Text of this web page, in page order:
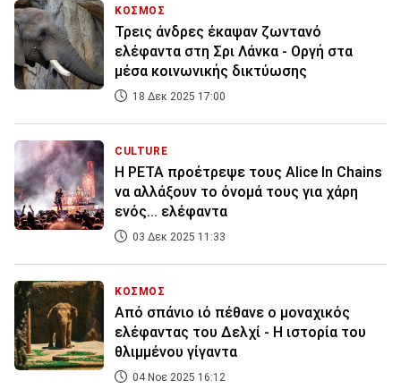
ΚΟΣΜΟΣ
Τρεις άνδρες έκαψαν ζωντανό
ελέφαντα στη Σρι Λάνκα - Οργή στα
μέσα κοινωνικής δικτύωσης
18 Δεκ 2025 17:00
CULTURE
Η PETA προέτρεψε τους Alice In Chains
να αλλάξουν το όνομά τους για χάρη
ενός... ελέφαντα
03 Δεκ 2025 11:33
ΚΟΣΜΟΣ
Από σπάνιο ιό πέθανε ο μοναχικός
ελέφαντας του Δελχί - H ιστορία του
θλιμμένου γίγαντα
04 Νοε 2025 16:12